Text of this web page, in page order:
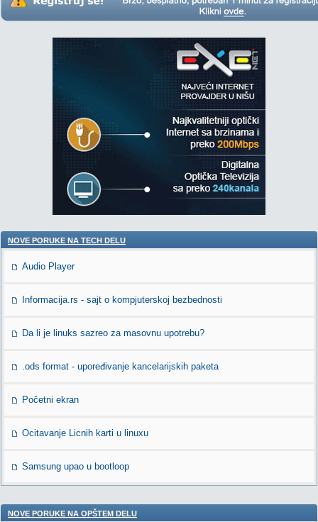
NOVE PORUKE NA TECH DELU
Audio Player
Informacija.rs - sajt o kompjuterskoj bezbednosti
Da li je linuks sazreo za masovnu upotrebu?
.ods format - upoređivanje kancelarijskih paketa
Početni ekran
Ocitavanje Licnih karti u linuxu
Samsung upao u bootloop
NOVE PORUKE NA OPŠTEM DELU